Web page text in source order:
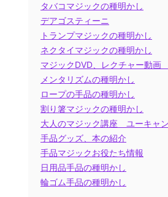
タバコマジックの種明かし
デアゴスティーニ
トランプマジックの種明かし
ネクタイマジックの種明かし
マジックDVD、レクチャー動画
メンタリズムの種明かし
ロープの手品の種明かし
割り箸マジックの種明かし
大人のマジック講座 ユーキャン
手品グッズ、本の紹介
手品マジックお役たち情報
日用品手品の種明かし
輪ゴム手品の種明かし